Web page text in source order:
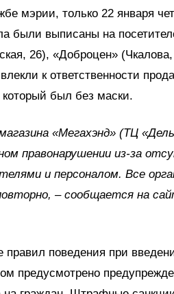
мэрии, только 22 января
были выписаны на
26), «Доброцен»
к ответственности
был без маски.
«Мегахэнд» (ТЦ
правонарушении из-за
и персоналом. Все
– сообщается на
правил поведения при
предусмотрено